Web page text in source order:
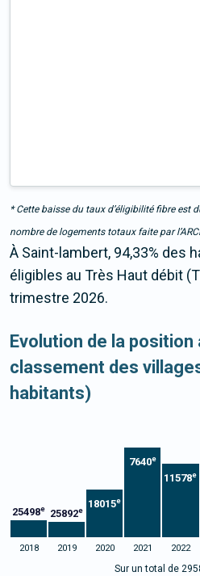
* Cette baisse du taux d’éligibilité fibre est
nombre de logements totaux faite par
À Saint-lambert, 94,33% des
éligibles au Très Haut débit
trimestre 2026.
Evolution de la position
classement des
habitants)
25498e 25892e
18015e
7640e
11578e
2018 2019 2020 2021 2022
Sur un total de